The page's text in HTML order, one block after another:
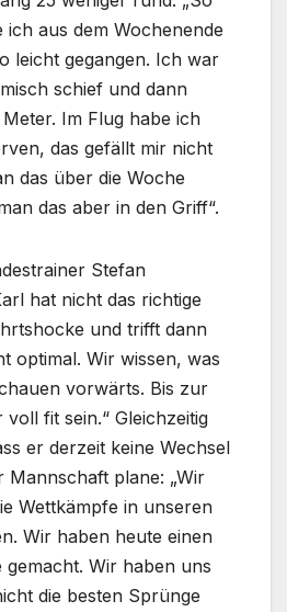
aus dem Wochenende
leicht gegangen. Ich war
schief und dann
Im Flug habe ich
das gefällt mir nicht
das über die Woche
das aber in den Griff“.
Stefan
hat nicht das richtige
und trifft dann
optimal. Wir wissen, was
vorwärts. Bis zur
fit sein.“ Gleichzeitig
er derzeit keine Wechsel
Mannschaft plane: „Wir
Wettkämpfe in unseren
Wir haben heute einen
Wir haben uns
die besten Sprünge